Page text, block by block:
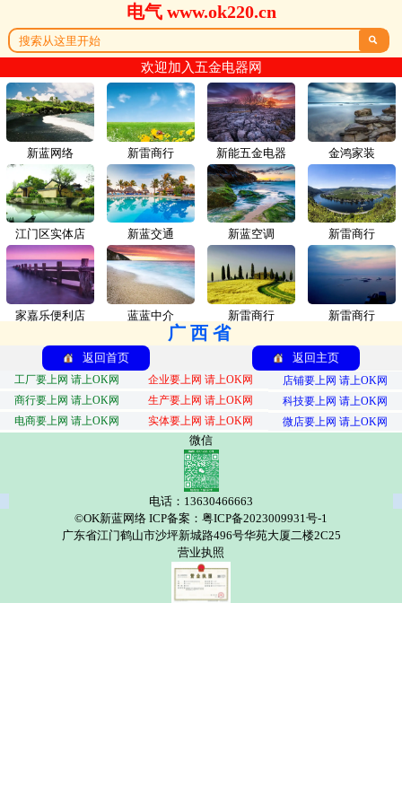
电气 www.ok220.cn

欢迎加入五金电器网
新蓝网络 新雷商行
江门区实体店 新蓝交通
家嘉乐便利店 蓝蓝中介
新能五金电器 金鸿家装
新蓝空调 新雷商行
新雷商行 新雷商行
广西省
返回首页 返回主页
工厂要上网 请上OK网 企业要上网 请上OK网
店铺要上网 请上OK网
商行要上网 请上OK网
生产要上网 请上OK网
科技要上网 请上OK网
电商要上网 请上OK网
实体要上网 请上OK网 微店要上网 请上OK网
微信
电话：13630466663
©OK新蓝网络 ICP备案：粤ICP备2023009931号-1
广东省江门鹤山市沙坪新城路496号华苑大厦二楼2C25
营业执照